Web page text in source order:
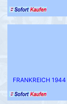
FRANKREICH